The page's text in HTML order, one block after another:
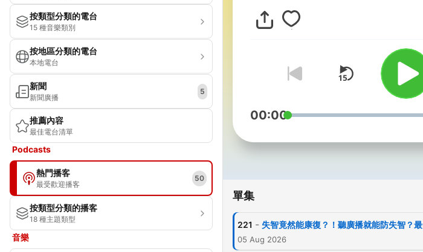
按類型分類的電台
15 種音樂類別
按地區分類的電台
本地電台
新聞
新聞廣播
5
推薦內容
最佳電台清單
Podcasts
熱門播客
最受歡迎播客
50
按類型分類的播客
18 種主題類型
音樂
00:00
單集
221 - 失智竟然能康復？！聽廣播就能防失智？
05 Aug 2026